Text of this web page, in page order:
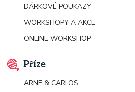
DÁRKOVÉ POUKAZY
WORKSHOPY A AKCE
ONLINE WORKSHOP
Příze
ARNE & CARLOS